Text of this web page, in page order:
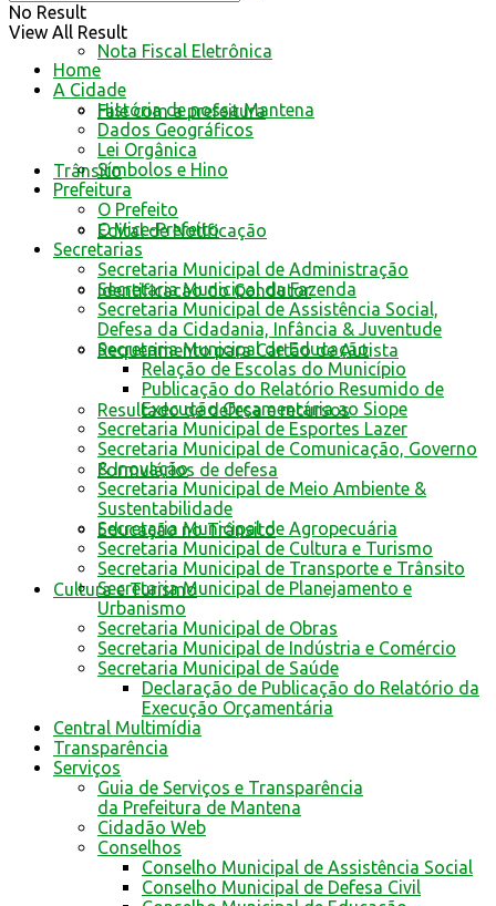
Nota Fiscal Eletrônica
Fale com a prefeitura
Trânsito
Edital de Notificação
Identificacao do Condutor
Requerimento para Cartão de Autista
Resultado de defesa e recursos
Formulários de defesa
Educação no Trânsito
Cultura e Turismo
No Result
View All Result
Home
A Cidade
História de nossa Mantena
Dados Geográficos
Lei Orgânica
Símbolos e Hino
Prefeitura
O Prefeito
O Vice-Prefeito
Secretarias
Secretaria Municipal de Administração
Secretaria Municipal da Fazenda
Secretaria Municipal de Assistência Social,
Defesa da Cidadania, Infância & Juventude
Secretaria Municipal de Educação
Relação de Escolas do Município
Publicação do Relatório Resumido de
Execução Orçamentária ao Siope
Secretaria Municipal de Esportes Lazer
Secretaria Municipal de Comunicação, Governo
& Inovação
Secretaria Municipal de Meio Ambiente &
Sustentabilidade
Secretaria Municipal de Agropecuária
Secretaria Municipal de Cultura e Turismo
Secretaria Municipal de Transporte e Trânsito
Secretaria Municipal de Planejamento e
Urbanismo
Secretaria Municipal de Obras
Secretaria Municipal de Indústria e Comércio
Secretaria Municipal de Saúde
Declaração de Publicação do Relatório da
Execução Orçamentária
Central Multimídia
Transparência
Serviços
Guia de Serviços e Transparência
da Prefeitura de Mantena
Cidadão Web
Conselhos
Conselho Municipal de Assistência Social
Conselho Municipal de Defesa Civil